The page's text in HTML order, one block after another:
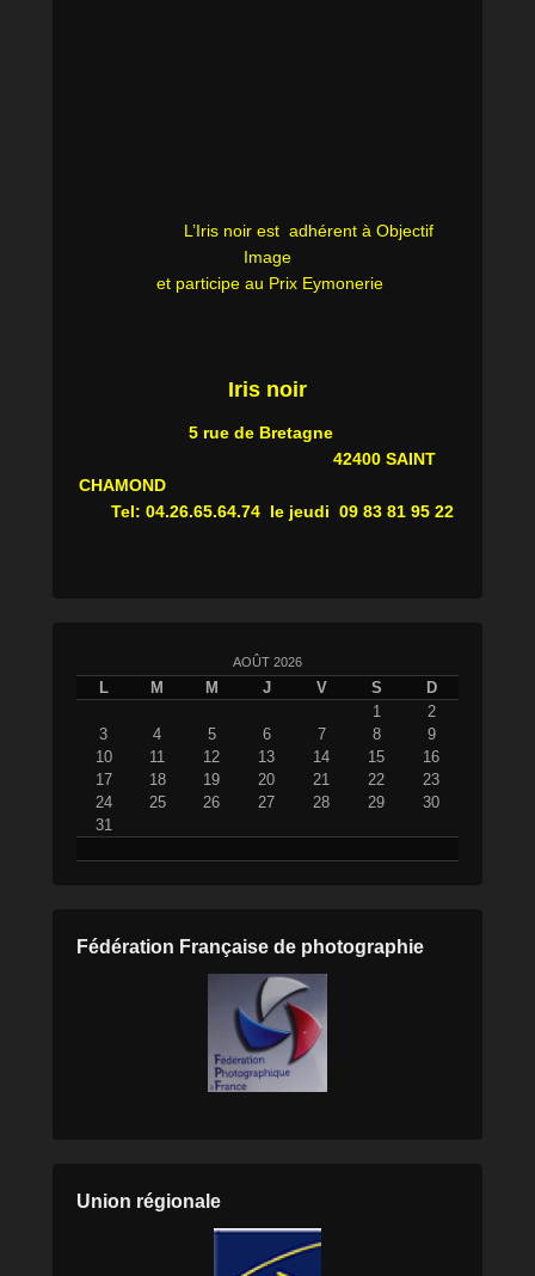
L’Iris noir est adhérent à Objectif
Image
et participe au Prix Eymonerie
Iris noir
5 rue de Bretagne
42400 SAINT
CHAMOND
Tel: 04.26.65.64.74 le jeudi 09 83 81 95 22
AOÛT 2026
L M M J V S
D
1
2
3
4 5 6 7 8
9
10
11 12 13 14 15
16
17
18 19 20 21 22
23
24
25 26 27 28 29
30
31
Fédération Française de photographie
Union régionale